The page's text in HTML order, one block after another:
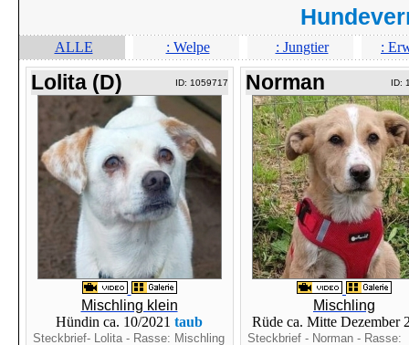
ALLE : Welpe : Jungtier :
Lolita (D) ID: 1059717
Mischling klein
Hündin ca. 10/2021 taub
Steckbrief- Lolita - Rasse: Mischling
Norman ID:
Mischling
Rüde ca. Mitte Dezember
Steckbrief - Norman - Rasse: